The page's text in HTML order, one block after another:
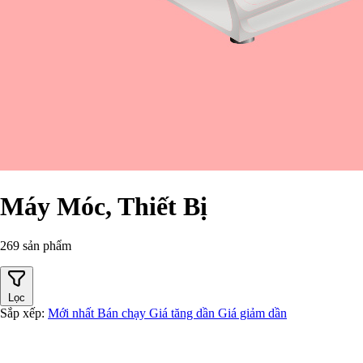
Máy Móc, Thiết Bị
269 sản phẩm
Lọc
Sắp xếp: Mới nhất Bán chạy Giá tăng dần Giá giảm dần